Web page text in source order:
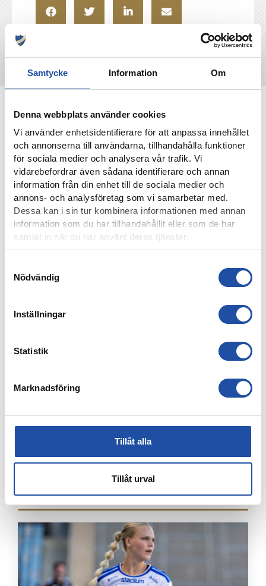
Samtycke Information Om
Denna webbplats använder cookies
Vi använder enhetsidentifierare för att anpassa innehållet
och annonserna till användarna, tillhandahålla funktioner
för sociala medier och analysera vår trafik. Vi
vidarebefordrar även sådana identifierare och annan
information från din enhet till de sociala medier och
annons- och analysföretag som vi samarbetar med.
Dessa kan i sin tur kombinera informationen med annan
information som du har tillhandahållit eller som de har
samlat in när du har använt deras tjänster.
Nödvändig
Inställningar
Statistik
Marknadsföring
Tillåt alla
Tillåt urval
NYHETER
FARTFYLLD OCH TÄT MATCH I LIGACUPEN – KYLIAN
ÅRSKORTARE: HÄMTA UT ERA KAMRATBILJETTER!